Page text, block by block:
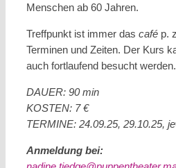
Menschen ab 60 Jahren.
Treffpunkt ist immer das café p.
Terminen und Zeiten. Der Kurs
auch fortlaufend besucht werden.
DAUER: 90 min
KOSTEN: 7 €
TERMINE: 24.09.25, 29.10.25,
Anmeldung bei: